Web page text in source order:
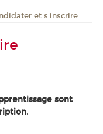
et s'inscrire
sont
.